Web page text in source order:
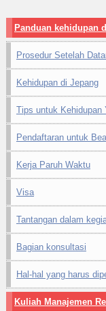
Panduan kehidupan
Prosedur Setelah
Kehidupan di Jepang
Tips untuk Kehidupan
Pendaftaran untuk
Kerja Paruh Waktu
Visa
Tantangan dalam
Bagian konsultasi
Hal-hal yang harus
Kuliah Manajemen